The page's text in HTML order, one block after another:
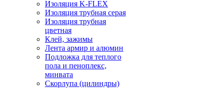
Изоляция K-FLEX
Изоляция трубная серая
Изоляция трубная
цветная
Клей, зажимы
Лента армир и алюмин
Подложка для теплого
пола и пеноплекс,
минвата
Скорлупа (цилиндры)